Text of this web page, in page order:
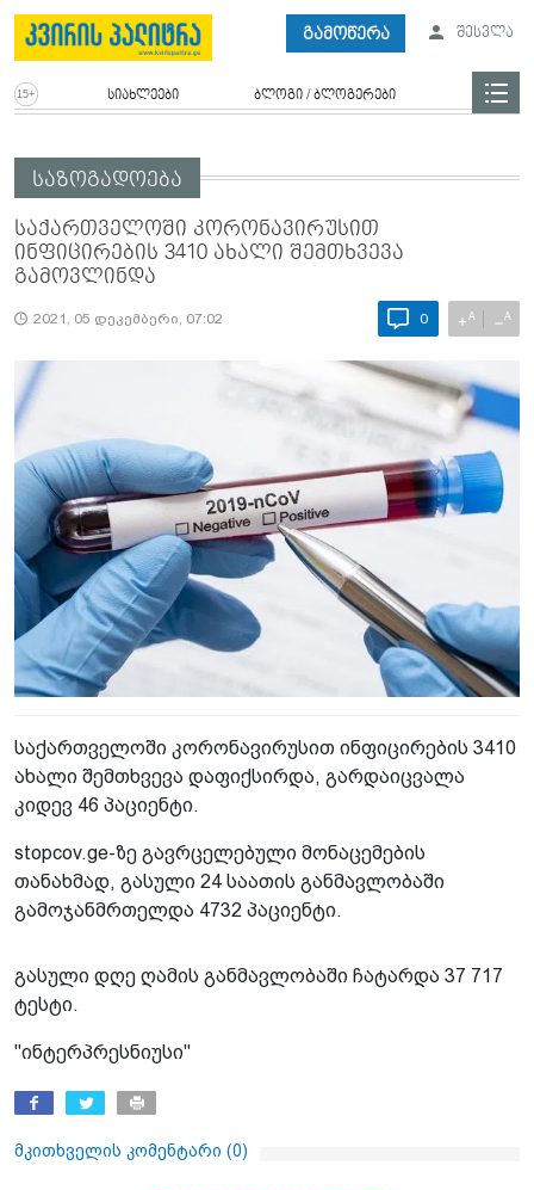
გამოწერა შესვლა
სიახლეები ბლოგი / ბლოგერები
საზოგადოება
საქართველოში კორონავირუსით
ინფიცირების 3410 ახალი შემთხვევა
გამოვლინდა
2021, 05 დეკემბერი, 07:02 0 +A −A
საქართველოში კორონავირუსით ინფიცირების 3410
ახალი შემთხვევა დაფიქსირდა, გარდაიცვალა
კიდევ 46 პაციენტი.
stopcov.ge-ზე გავრცელებული მონაცემების
თანახმად, გასული 24 საათის განმავლობაში
გამოჯანმრთელდა 4732 პაციენტი.
გასული დღე ღამის განმავლობაში ჩატარდა 37 717
ტესტი.
"ინტერპრესნიუსი"
მკითხველის კომენტარი (0)